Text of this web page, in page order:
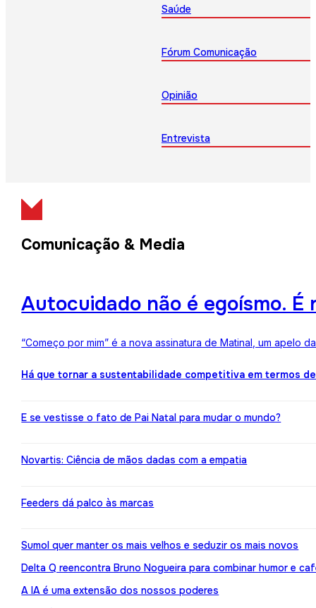
Saúde
Fórum Comunicação
Opinião
Entrevista
Comunicação & Media
Autocuidado não é egoísmo. É
“Começo por mim” é a nova assinatura de Matinal, um apelo
Há que tornar a sustentabilidade competitiva em termos
E se vestisse o fato de Pai Natal para mudar o mundo?
Novartis: Ciência de mãos dadas com a empatia
Feeders dá palco às marcas
Sumol quer manter os mais velhos e seduzir os mais novos
Delta Q reencontra Bruno Nogueira para combinar humor e
A IA é uma extensão dos nossos poderes